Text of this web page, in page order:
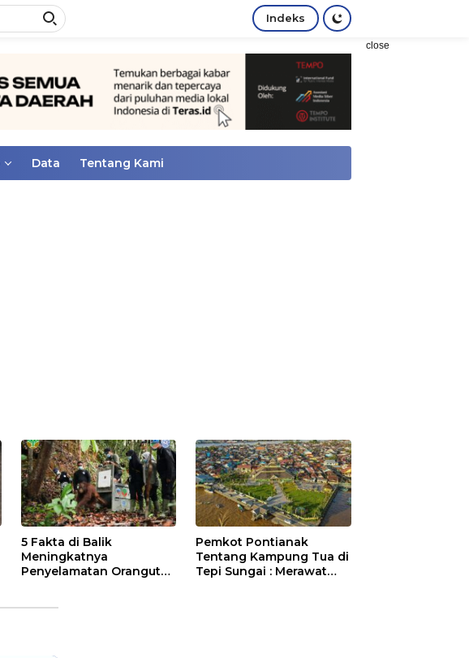
Indeks
close
Data Tentang Kami
5 Fakta di Balik
Meningkatnya
Penyelamatan Orangutan
Pemkot Pontianak
Tentang Kampung Tua di
Tepi Sungai : Merawat